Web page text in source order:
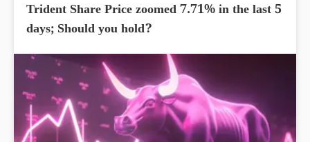
Trident Share Price zoomed 7.71% in the last 5
days; Should you hold?